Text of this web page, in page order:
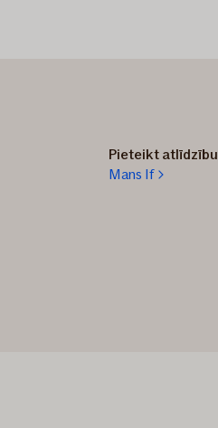
Pieteikt atlīdzību
Mans If